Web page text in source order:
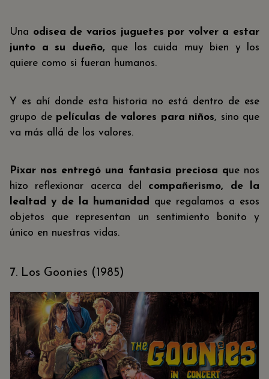
Una odisea de varios juguetes por volver a estar
junto a su dueño, que los cuida muy bien y los
quiere como si fueran humanos.
Y es ahí donde esta historia no está dentro de ese
grupo de películas de valores para niños, sino que
va más allá de los valores.
Pixar nos entregó una fantasía preciosa que nos
hizo reflexionar acerca del compañerismo, de la
lealtad y de la humanidad
que regalamos a esos
objetos que representan un sentimiento bonito y
único en nuestras vidas.
7. Los Goonies (1985)